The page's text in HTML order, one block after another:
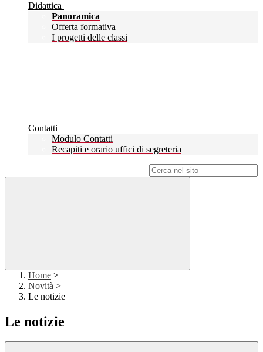
Didattica
Panoramica
Offerta formativa
I progetti delle classi
Contatti
Modulo Contatti
Recapiti e orario uffici di segreteria
Home >
Novità >
Le notizie
Le notizie